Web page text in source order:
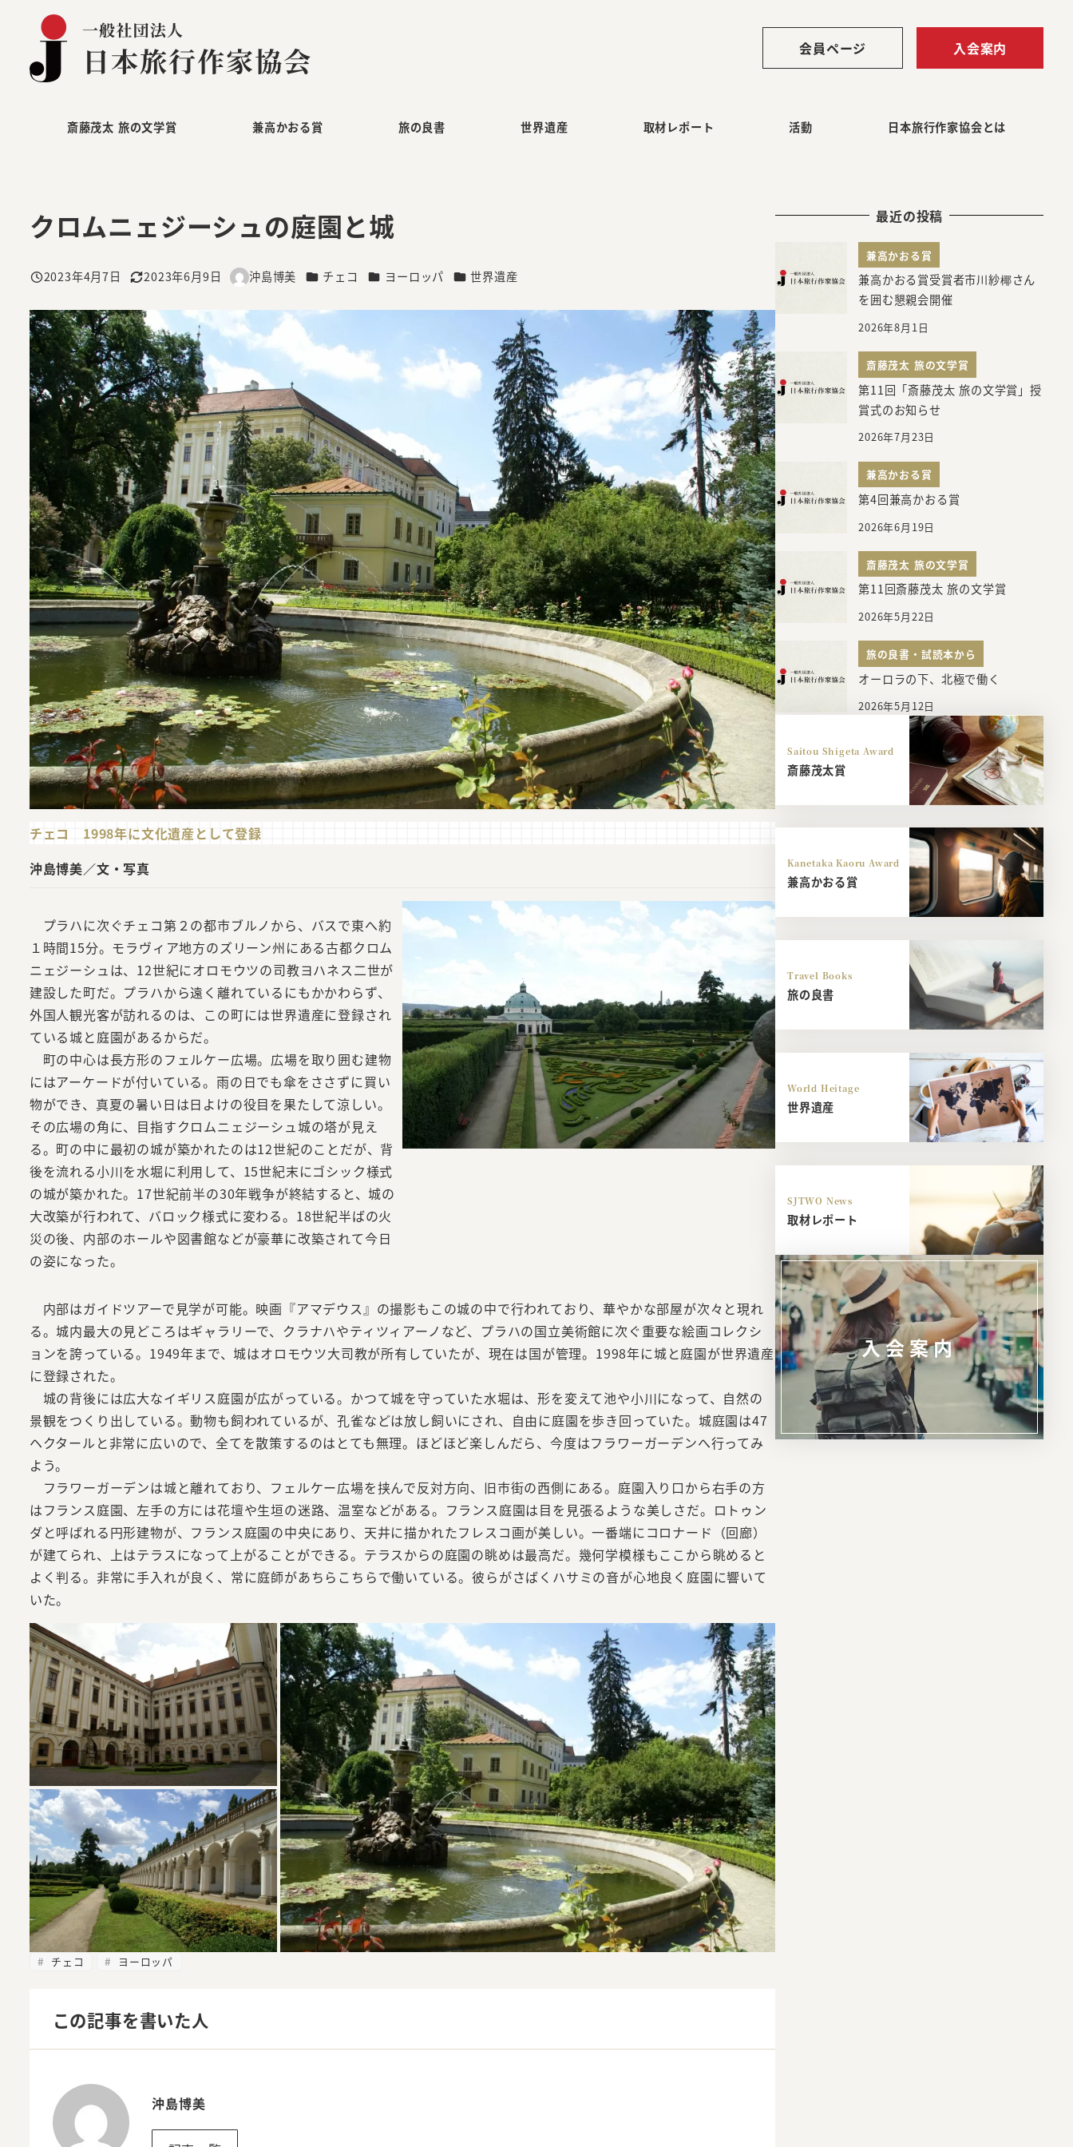
会員ページ 入会案内
斎藤茂太 旅の文学賞 兼高かおる賞 旅の良書 世界遺産 取材レポート 活動 日本旅行作家協会とは
クロムニェジーシュの庭園と城
投稿日
2023年4月7日
更新日
2023年6月9日
著
沖島博美 カテゴリー
チェコ カテゴリー
ヨーロッパ カテゴリー
世界遺産
チェコ 1998年に文化遺産として登録
沖島博美／文・写真
プラハに次ぐチェコ第２の都市ブルノから、バスで東へ約
１時間15分。モラヴィア地方のズリーン州にある古都クロム
ニェジーシュは、12世紀にオロモウツの司教ヨハネス二世が
建設した町だ。プラハから遠く離れているにもかかわらず、
外国人観光客が訪れるのは、この町には世界遺産に登録され
ている城と庭園があるからだ。
町の中心は長方形のフェルケー広場。広場を取り囲む建物
にはアーケードが付いている。雨の日でも傘をささずに買い
物ができ、真夏の暑い日は日よけの役目を果たして涼しい。
その広場の角に、目指すクロムニェジーシュ城の塔が見え
る。町の中に最初の城が築かれたのは12世紀のことだが、背
後を流れる小川を水堀に利用して、15世紀末にゴシック様式
の城が築かれた。17世紀前半の30年戦争が終結すると、城の
大改築が行われて、バロック様式に変わる。18世紀半ばの火
災の後、内部のホールや図書館などが豪華に改築されて今日
の姿になった。
内部はガイドツアーで見学が可能。映画『アマデウス』の撮影もこの城の中で行われており、華やかな部屋が次々と現れ
る。城内最大の見どころはギャラリーで、クラナハやティツィアーノなど、プラハの国立美術館に次ぐ重要な絵画コレクシ
ョンを誇っている。1949年まで、城はオロモウツ大司教が所有していたが、現在は国が管理。1998年に城と庭園が世界遺産
に登録された。
城の背後には広大なイギリス庭園が広がっている。かつて城を守っていた水堀は、形を変えて池や小川になって、自然の
景観をつくり出している。動物も飼われているが、孔雀などは放し飼いにされ、自由に庭園を歩き回っていた。城庭園は47
ヘクタールと非常に広いので、全てを散策するのはとても無理。ほどほど楽しんだら、今度はフラワーガーデンへ行ってみ
よう。
フラワーガーデンは城と離れており、フェルケー広場を挟んで反対方向、旧市街の西側にある。庭園入り口から右手の方
はフランス庭園、左手の方には花壇や生垣の迷路、温室などがある。フランス庭園は目を見張るような美しさだ。ロトゥン
ダと呼ばれる円形建物が、フランス庭園の中央にあり、天井に描かれたフレスコ画が美しい。一番端にコロナード（回廊）
が建てられ、上はテラスになって上がることができる。テラスからの庭園の眺めは最高だ。幾何学模様もここから眺めると
よく判る。非常に手入れが良く、常に庭師があちらこちらで働いている。彼らがさばくハサミの音が心地良く庭園に響いて
いた。
チェコ ヨーロッパ
この記事を書いた人
沖島博美
最近の投稿
兼高かおる賞
兼高かおる賞受賞者市川紗椰さん
を囲む懇親会開催
2026年8月1日
斎藤茂太 旅の文学賞
第11回「斎藤茂太 旅の文学賞」授
賞式のお知らせ
2026年7月23日
兼高かおる賞
第4回兼高かおる賞
2026年6月19日
斎藤茂太 旅の文学賞
第11回斎藤茂太 旅の文学賞
2026年5月22日
旅の良書・試読本から
オーロラの下、北極で働く
2026年5月12日
Saitou Shigeta Award
斎藤茂太賞
Kanetaka Kaoru Award
兼高かおる賞
Travel Books
旅の良書
World Heitage
世界遺産
SJTWO News
取材レポート
入会案内